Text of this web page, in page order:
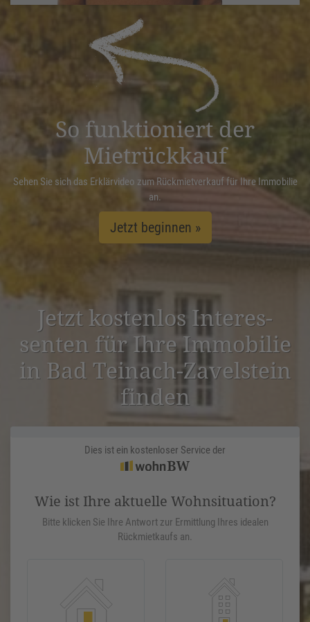
powered by
Management Platform
So funktioniert der
Mietrückkauf
Sehen Sie sich das Erklärvideo zum Rückmietverkauf für Ihre Immobilie
an.
Jetzt beginnen »
Jetzt kostenlos Inter­es­
senten für Ihre Immobilie
in Bad Teinach-Zavel­stein
finden
Dies ist ein kostenloser Service der
Wie ist Ihre aktuelle Wohnsituation?
Bitte klicken Sie Ihre Antwort zur Ermittlung Ihres idealen
Rückmietkaufs an.